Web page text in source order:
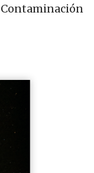
Contaminación